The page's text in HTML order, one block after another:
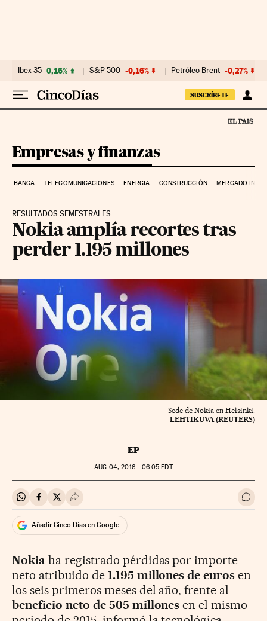
Ibex 35 0,16% S&P 500 -0,16% Petróleo Brent -0,27%
SUSCRÍBETE
Empresas y finanzas
BANCA TELECOMUNICACIONES ENERGIA CONSTRUCCIÓN MERCADO
RESULTADOS SEMESTRALES
Nokia amplía recortes tras
perder 1.195 millones
Sede de Nokia en Helsinki.
LEHTIKUVA (REUTERS)
EP
AUG 04, 2016 - 06:05 EDT
Compartir en Whatsapp
Compartir en Facebook
Compartir en Twitter
Desplegar Redes Sociales Ir a
Añadir Cinco Días en Google
Nokia ha registrado pérdidas por importe
neto atribuido de 1.195 millones de euros en
los seis primeros meses del año, frente al
beneficio neto de 505 millones en el mismo